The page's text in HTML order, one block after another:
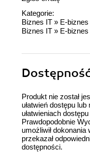
Kategorie:
Biznes IT » E-
Biznes IT » E-
Produkt nie został
ułatwień dostępu
ułatwieniach
Prawdopodobnie
umożliwił
przekazał
dostępności.